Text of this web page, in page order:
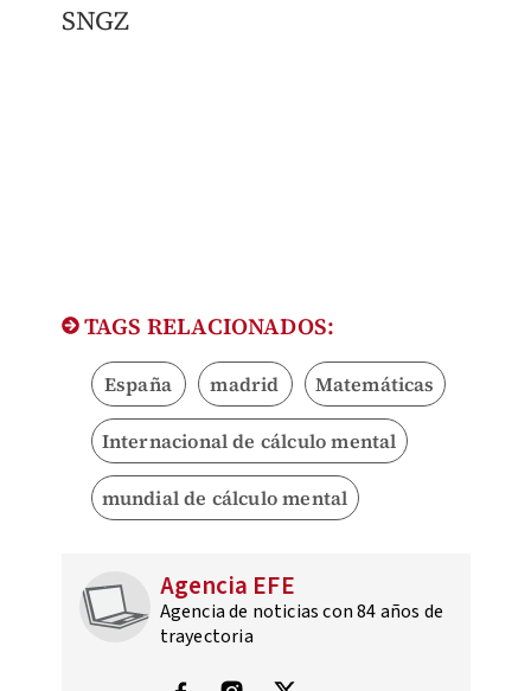
SNGZ
TAGS RELACIONADOS:
España madrid Matemáticas
Internacional de cálculo mental
mundial de cálculo mental
Agencia EFE
Agencia de noticias con 84 años de
trayectoria